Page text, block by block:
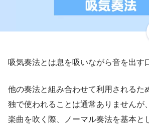
吸気奏法とは息を吸いながら音を出す
他の奏法と組み合わせて利用されるた
独で使われることは通常ありませんが
楽曲を吹く際、ノーマル奏法を基本と